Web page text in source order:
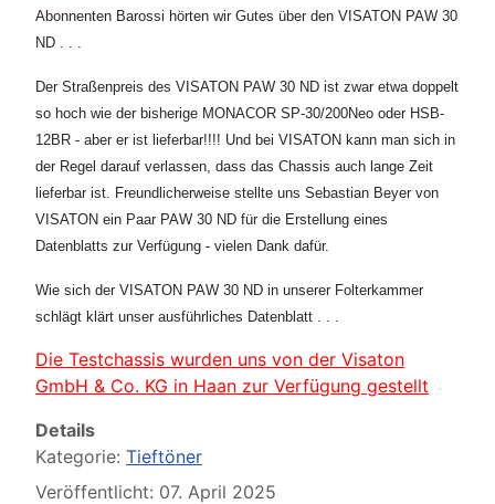
Abonnenten Barossi hörten wir Gutes über den VISATON PAW 30
ND . . .
Der Straßenpreis des VISATON PAW 30 ND ist zwar etwa doppelt
so hoch wie der bisherige MONACOR SP-30/200Neo oder HSB-
12BR - aber er ist lieferbar!!!! Und bei VISATON kann man sich in
der Regel darauf verlassen, dass das Chassis auch lange Zeit
lieferbar ist. Freundlicherweise stellte uns Sebastian Beyer von
VISATON ein Paar PAW 30 ND für die Erstellung eines
Datenblatts zur Verfügung - vielen Dank dafür.
Wie sich der VISATON PAW 30 ND in unserer Folterkammer
schlägt klärt unser ausführliches Datenblatt . . .
Die Testchassis wurden uns von der Visaton
GmbH & Co. KG in Haan zur Verfügung gestellt
Details
Kategorie: Tieftöner
Veröffentlicht: 07. April 2025